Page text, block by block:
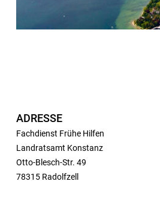
ADRESSE
Fachdienst Frühe Hilfen
Landratsamt Konstanz
Otto-Blesch-Str. 49
78315 Radolfzell